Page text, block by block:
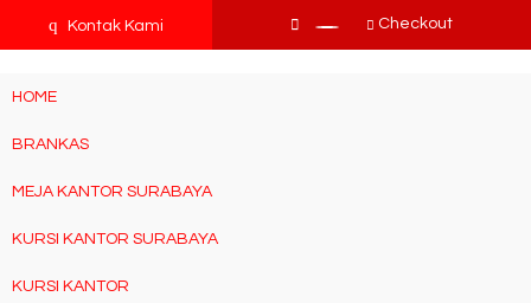
q Kontak Kami Checkout
HOME
BRANKAS
MEJA KANTOR SURABAYA
KURSI KANTOR SURABAYA
KURSI KANTOR